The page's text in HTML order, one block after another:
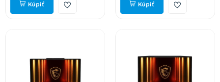
Kúpiť Kúpiť